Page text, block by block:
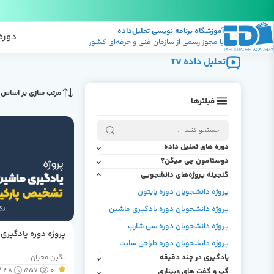
آموزشگاه برنامه نویسی تحلیل‌داده
با مجوز رسمی از سازمان فنی و حرفه‌ای کشور
تحلیل داده TV
فیلترها
دوره های تحلیل داده
درباره دوره پایتون
درباره دوره یادگیری ماشین و یادگیری
عمیق
درباره دوره سی شارپ
درباره دوره طراحی سایت
درباره دوره Front end به همراه ReactJS
درباره دوره منطق و مقدمات برنامه نویسی
دوستامون چی میگن؟
نظرات دانشجویان دوره سی شارپ
نظرات دانشجویان دوره پایتون
نظرات دانشجویان دوره طراحی سایت
نظرات دانشجویان دوره SQL Server
گنجینه پروژه‌های دانشجویی
پروژه دانشجویان دوره پایتون
پروژه دانشجویان دوره یادگیری ماشین
پروژه دانشجویان دوره سی شارپ
پروژه دانشجویان دوره طراحی سایت
یادگیری در چند دقیقه
مرتب سازی بر
پروژه دوره
نگین محبان
0
557